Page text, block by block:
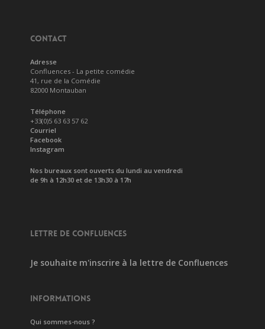
CONTACT
Adresse
Confluences - La petite comédie
41, rue de la Comédie
82000 Montauban
Téléphone
+33(0)5 63 63 57 62
Courriel
Facebook
Instagram
Nos bureaux sont ouverts du lundi au vendredi
de 9h à 12h30 et de 13h30 à 17h
LETTRE DE CONFLUENCES
Je souhaite m'inscrire à la lettre de Confluences
INFORMATIONS
Qui sommes-nous ?